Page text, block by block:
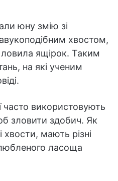
юну змію зі
хвостом,
ящірок. Таким
на які ученим
часто використовують
зловити здобич. Як
мають різні
ласоща